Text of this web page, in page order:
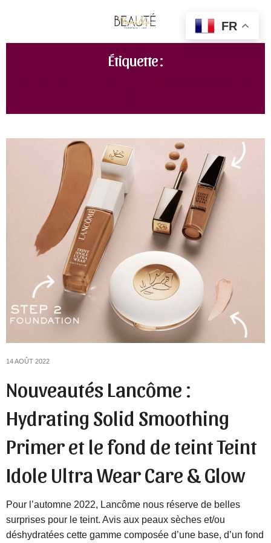
Étiquette :
14 AOÛT 2022
Nouveautés Lancôme :
Hydrating Solid Smoothing
Primer et le fond de teint Teint
Idole Ultra Wear Care & Glow
Pour l’automne 2022, Lancôme nous réserve de belles
surprises pour le teint. Avis aux peaux sèches et/ou
déshydratées cette gamme composée d’une base, d’un fond
FR